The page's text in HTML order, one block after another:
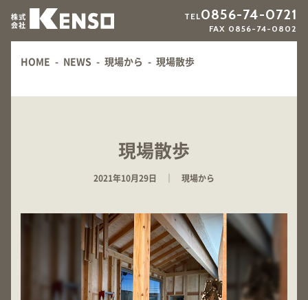
TEL0856-74-0721
FAX 0856-74-0802
HOME - NEWS - 現場から - 現場散歩
現場散歩
2021年10月29日 ｜ 現場から